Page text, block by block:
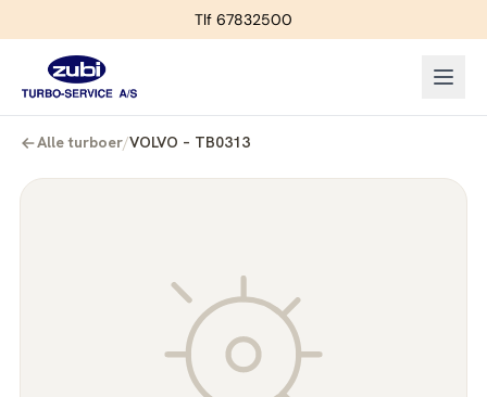
Tlf 67832500
Alle turboer/VOLVO – TB0313